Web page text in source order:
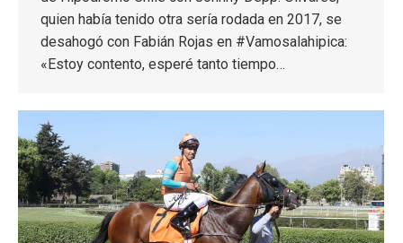
quien había tenido otra sería rodada en 2017, se
desahogó con Fabián Rojas en #Vamosalahipica:
«Estoy contento, esperé tanto tiempo…